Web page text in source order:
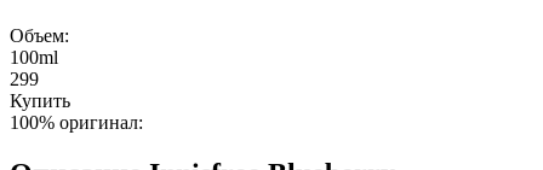
Объем:
100ml
299
Купить
100% оригинал: